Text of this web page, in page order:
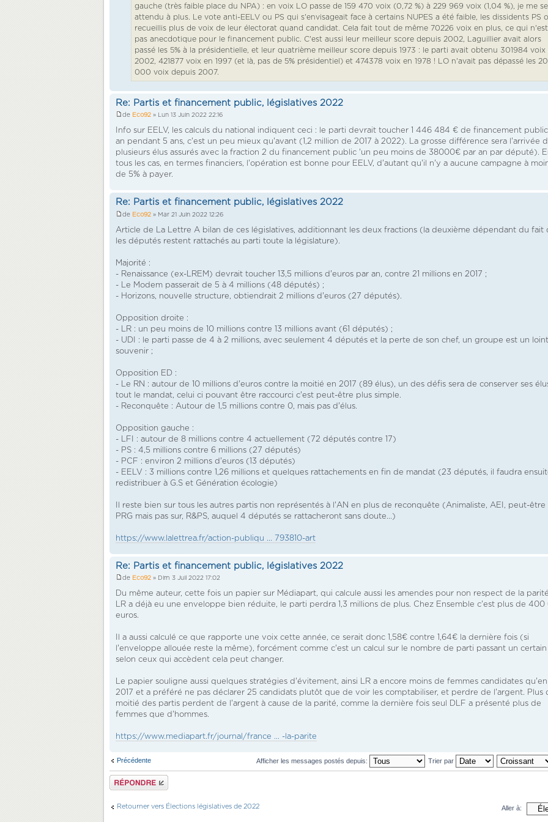
gauche (très faible place du NPA) : en voix LO passe de 159 470 voix (0,72 %) à 229 969 voix (1,04 %), je me
attendu à plus. Le vote anti-EELV ou PS qui s'envisageait face à certains NUPES a été faible, les dissidents PS
recueillis plus de voix de leur électorat quand candidat. Cela fait tout de même 70226 voix en plus, ce qui n'est
pas anecdotique pour le financement public. C'est aussi leur meilleur score depuis 2002, Laguillier avait alors
passé les 5% à la présidentielle, et leur quatrième meilleur score depuis 1973 : le parti avait obtenu 301984 voix
2002, 421877 voix en 1997 (et là, pas de 5% présidentiel) et 474378 voix en 1978 ! LO n'avait pas dépassé les
000 voix depuis 2007.
Re: Partis et financement public, législatives 2022
de Eco92 » Lun 13 Juin 2022 22:16
Info sur EELV, les calculs du national indiquent ceci : le parti devrait toucher 1 446 484 € de financement
an pendant 5 ans, c'est un peu mieux qu'avant (1,2 million de 2017 à 2022). La grosse différence sera l'arrivée
plusieurs élus assurés avec la fraction 2 du financement public 'un peu moins de 38000€ par an par député).
tous les cas, en termes financiers, l'opération est bonne pour EELV, d'autant qu'il n'y a aucune campagne à
de 5% à payer.
Re: Partis et financement public, législatives 2022
de Eco92 » Mar 21 Juin 2022 12:26
Article de La Lettre A bilan de ces législatives, additionnant les deux fractions (la deuxième dépendant du fait
les députés restent rattachés au parti toute la législature).
Majorité :
- Renaissance (ex-LREM) devrait toucher 13,5 millions d'euros par an, contre 21 millions en 2017 ;
- Le Modem passerait de 5 à 4 millions (48 députés) ;
- Horizons, nouvelle structure, obtiendrait 2 millions d'euros (27 députés).
Opposition droite :
- LR : un peu moins de 10 millions contre 13 millions avant (61 députés) ;
- UDI : le parti passe de 4 à 2 millions, avec seulement 4 députés et la perte de son chef, un groupe est un
souvenir ;
Opposition ED :
- Le RN : autour de 10 millions d'euros contre la moitié en 2017 (89 élus), un des défis sera de conserver ses
tout le mandat, celui ci pouvant être raccourci c'est peut-être plus simple.
- Reconquête : Autour de 1,5 millions contre 0, mais pas d'élus.
Opposition gauche :
- LFI : autour de 8 millions contre 4 actuellement (72 députés contre 17)
- PS : 4,5 millions contre 6 millions (27 députés)
- PCF : environ 2 millions d'euros (13 députés)
- EELV : 3 millions contre 1,26 millions et quelques rattachements en fin de mandat (23 députés, il faudra
redistribuer à G.S et Génération écologie)
Il reste bien sur tous les autres partis non représentés à l'AN en plus de reconquête (Animaliste, AEI, peut-être
PRG mais pas sur, R&PS, auquel 4 députés se rattacheront sans doute...)
https://www.lalettrea.fr/action-publiqu ... 793810-art
Re: Partis et financement public, législatives 2022
de Eco92 » Dim 3 Juil 2022 17:02
Du même auteur, cette fois un papier sur Médiapart, qui calcule aussi les amendes pour non respect de la
LR a déjà eu une enveloppe bien réduite, le parti perdra 1,3 millions de plus. Chez Ensemble c'est plus de
euros.
Il a aussi calculé ce que rapporte une voix cette année, ce serait donc 1,58€ contre 1,64€ la dernière fois (si
l'enveloppe allouée reste la même), forcément comme c'est un calcul sur le nombre de parti passant un certain
selon ceux qui accèdent cela peut changer.
Le papier souligne aussi quelques stratégies d'évitement, ainsi LR a encore moins de femmes candidates qu'en
2017 et a préféré ne pas déclarer 25 candidats plutôt que de voir les comptabiliser, et perdre de l'argent. Plus
moitié des partis perdent de l'argent à cause de la parité, comme la dernière fois seul DLF a présenté plus de
femmes que d'hommes.
https://www.mediapart.fr/journal/france ... -la-parite
Précédente Afficher les messages postés depuis: Trier par
Répondre
Retourner vers Élections législatives de 2022 Aller à: